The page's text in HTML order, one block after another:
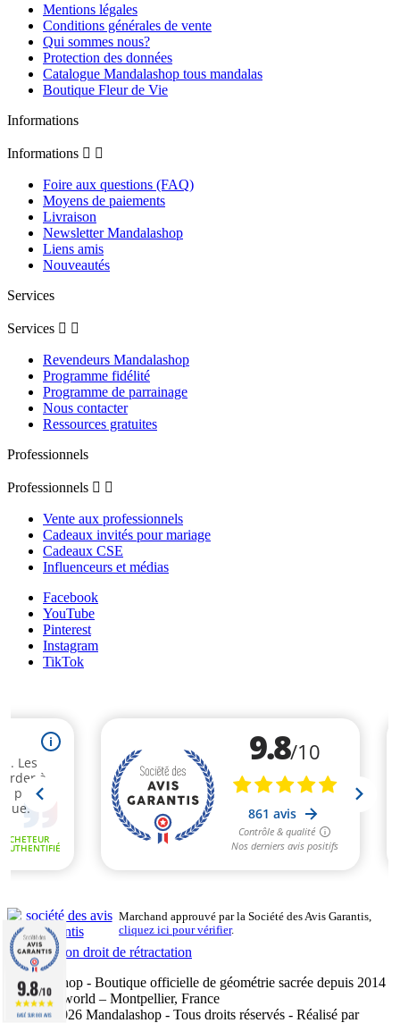
Mentions légales
Conditions générales de vente
Qui sommes nous?
Protection des données
Catalogue Mandalashop tous mandalas
Boutique Fleur de Vie
Informations
Informations  
Foire aux questions (FAQ)
Moyens de paiements
Livraison
Newsletter Mandalashop
Liens amis
Nouveautés
Services
Services  
Revendeurs Mandalashop
Programme fidélité
Programme de parrainage
Nous contacter
Ressources gratuites
Professionnels
Professionnels  
Vente aux professionnels
Cadeaux invités pour mariage
Cadeaux CSE
Influenceurs et médias
Facebook
YouTube
Pinterest
Instagram
TikTok
Marchand approuvé par la Société des Avis Garantis,
cliquez ici pour vérifier.
Exercer mon droit de rétractation
Mandalashop - Boutique officielle de géométrie sacrée depuis 2014
- Sarl Uniworld – Montpellier, France
©2014–2026 Mandalashop - Tous droits réservés - Réalisé par
9.8/10
BASÉ SUR 861 AVIS